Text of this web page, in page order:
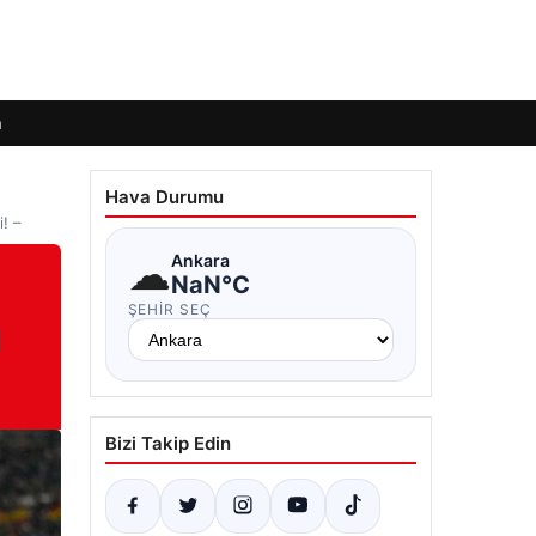
–
Hava Durumu
☁Ankara
NaN°C
ŞEHIR SEÇ
Bizi Takip Edin